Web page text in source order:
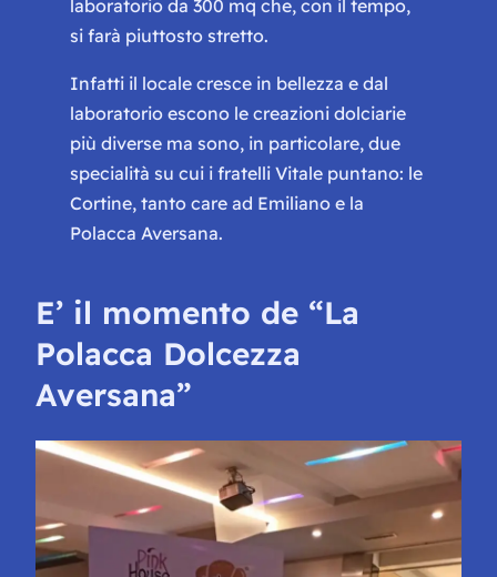
laboratorio da 300 mq che, con il tempo,
si farà piuttosto stretto.
Infatti il locale cresce in bellezza e dal
laboratorio escono le creazioni dolciarie
più diverse ma sono, in particolare, due
specialità su cui i fratelli Vitale puntano: le
Cortine, tanto care ad Emiliano e la
Polacca Aversana.
E’ il momento de “La
Polacca Dolcezza
Aversana”